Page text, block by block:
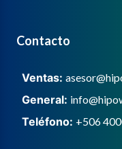
Contacto
Ventas:
General:
Teléfono: +506